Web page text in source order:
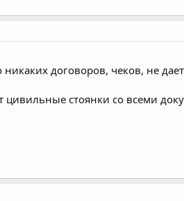
договоров, чеков, не
стоянки со всеми